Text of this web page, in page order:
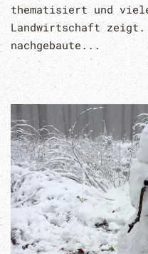
thematisiert und
Landwirtschaft
nachgebaute...